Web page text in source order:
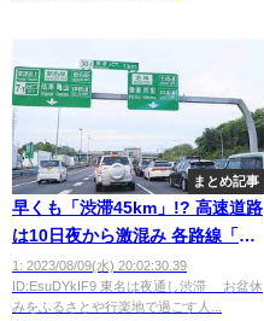
まとめ記事
早くも「渋滞45km」!? 高速道路
は10日夜から激混み 各路線「帰
省ラッシュ」の渋滞予測は？
1: 2023/08/09(水) 20:02:30.39
ID:EsuDYkIF9 東名は夜通し渋滞 お盆休
みをふるさとや行楽地で過ごす人...